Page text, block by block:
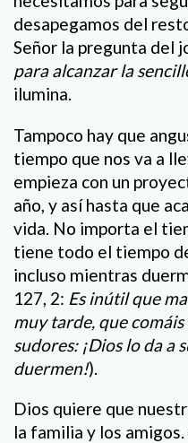
desapegamos del
Señor la pregunta del
para alcanzar la
ilumina.
Tampoco hay que
tiempo que nos va a
empieza con un
año, y así hasta que
vida. No importa el
tiene todo el tiempo
incluso mientras
127, 2: Es inútil que
muy tarde, que
sudores: ¡Dios lo da a
duermen!).
Dios quiere que
la familia y los